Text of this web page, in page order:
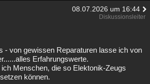
08.07.2026 um 16:44
Diskussionsleiter
- von gewissen Reparaturen lasse ich von
Erfahrungswerte.
Menschen, die so Elektonik-Zeugs
können.